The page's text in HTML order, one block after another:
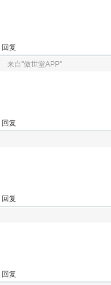
回复
来自"傲世堂APP"
回复
回复
回复